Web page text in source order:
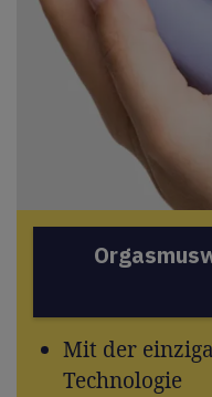
Mit der
Technologie